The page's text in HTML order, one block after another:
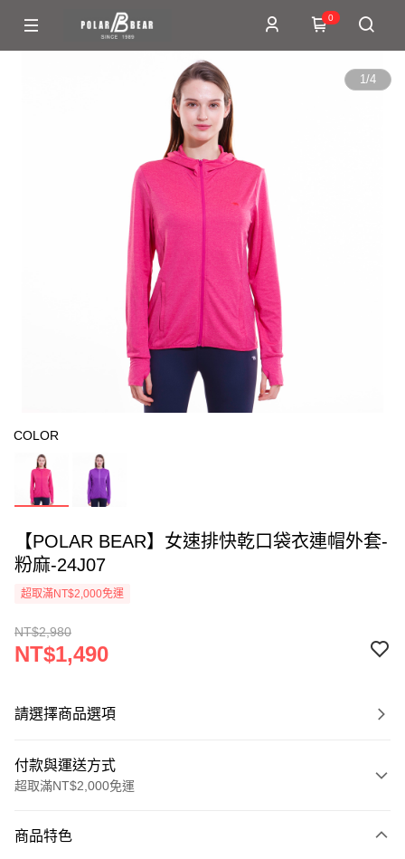
0
1/4
COLOR
【POLAR BEAR】女速排快乾口袋衣連帽外套-
粉麻-24J07
超取滿NT$2,000免運
NT$2,980
NT$1,490
請選擇商品選項
付款與運送方式
超取滿NT$2,000免運
信用卡一次付款
商品特色